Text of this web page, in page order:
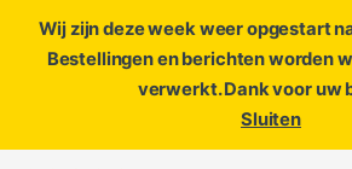
Wij zijn deze week weer opgestart
Bestellingen en berichten worden
verwerkt. Dank voor uw
Sluiten
ofopen een